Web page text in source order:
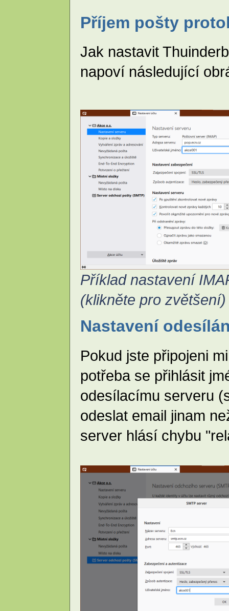
Příjem pošty
Jak nastavit
napoví následující
Příklad nastavení
(klikněte pro zvětšení)
Nastavení
Pokud jste připojeni
potřeba se přihlásit
odesílacímu serveru
odeslat email jinam
server hlásí chybu